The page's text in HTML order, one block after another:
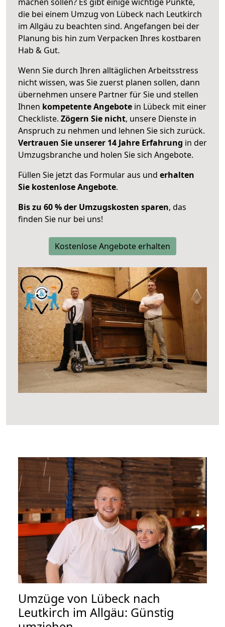
die bei einem Umzug von Lübeck nach Leutkirch
im Allgäu zu beachten sind. Angefangen bei der
Planung bis hin zum Verpacken Ihres kostbaren
Hab & Gut.
Wenn Sie durch Ihren alltäglichen Arbeitsstress
nicht wissen, was Sie zuerst planen sollen, dann
übernehmen unsere Partner für Sie und stellen
Ihnen kompetente Angebote in Lübeck mit einer
Checkliste. Zögern Sie nicht, unsere Dienste in
Anspruch zu nehmen und lehnen Sie sich zurück.
Vertrauen Sie unserer 14 Jahre Erfahrung in der
Umzugsbranche und holen Sie sich Angebote.
Füllen Sie jetzt das Formular aus und erhalten
Sie kostenlose Angebote.
Bis zu 60 % der Umzugskosten sparen, das
finden Sie nur bei uns!
Kostenlose Angebote erhalten
Umzüge von Lübeck nach
Leutkirch im Allgäu: Günstig